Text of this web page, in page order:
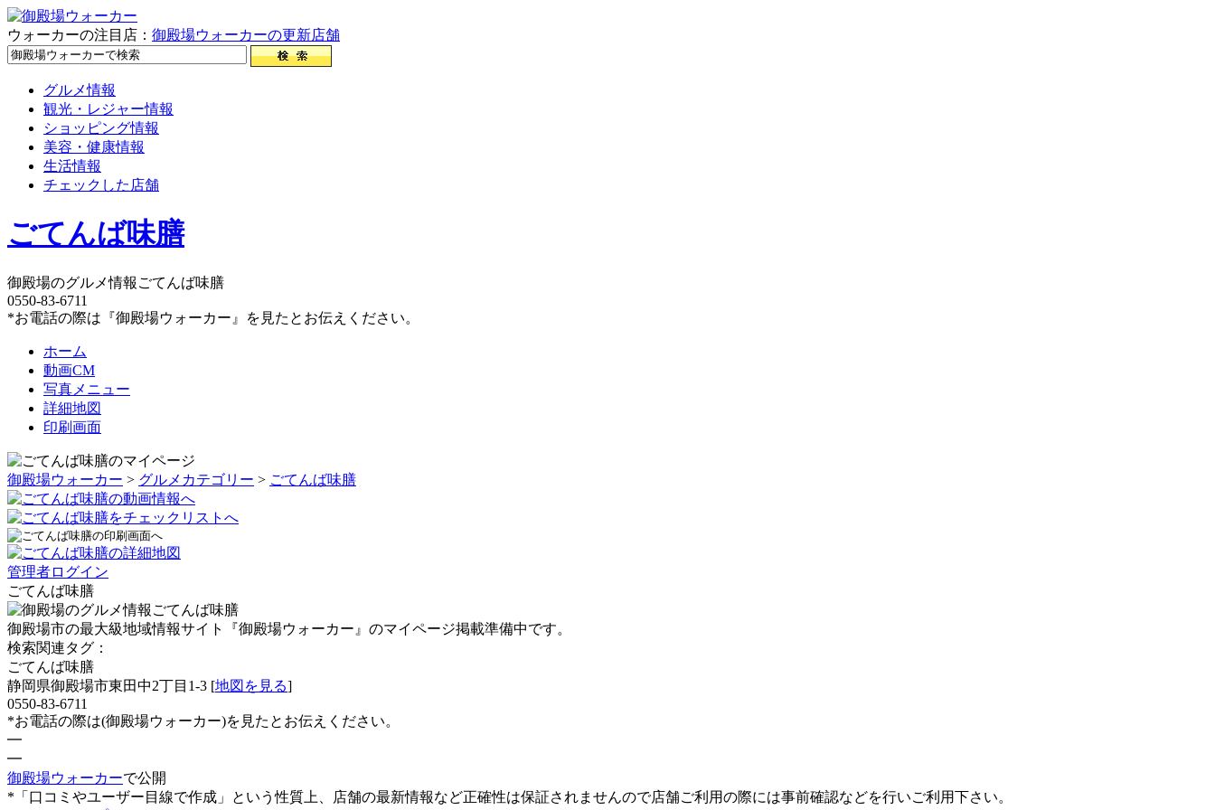
ウォーカーの注目店： 御殿場ウォーカーの更新店舗
グルメ情報
観光・レジャー情報
ショッピング情報
美容・健康情報
生活情報
チェックした店舗
ごてんば味膳
御殿場のグルメ情報ごてんば味膳
0550-83-6711
*お電話の際は『御殿場ウォーカー』を見たとお伝えください。
ホーム
動画CM
写真メニュー
詳細地図
印刷画面
御殿場ウォーカー > グルメカテゴリー > ごてんば味膳
管理者ログイン
ごてんば味膳
御殿場市の最大級地域情報サイト『御殿場ウォーカー』のマイページ掲載準備中です。
検索関連タグ：
ごてんば味膳
静岡県御殿場市東田中2丁目1-3 [地図を見る]
0550-83-6711
*お電話の際は(御殿場ウォーカー)を見たとお伝えください。
━
━
御殿場ウォーカーで公開
*「口コミやユーザー目線で作成」という性質上、店舗の最新情報など正確性は保証されませんので店舗ご利用の際には事前確認などを行いご利用下さい。